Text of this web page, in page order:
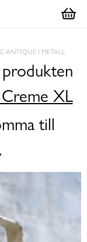
ANTIQUE I METALL
XL
till